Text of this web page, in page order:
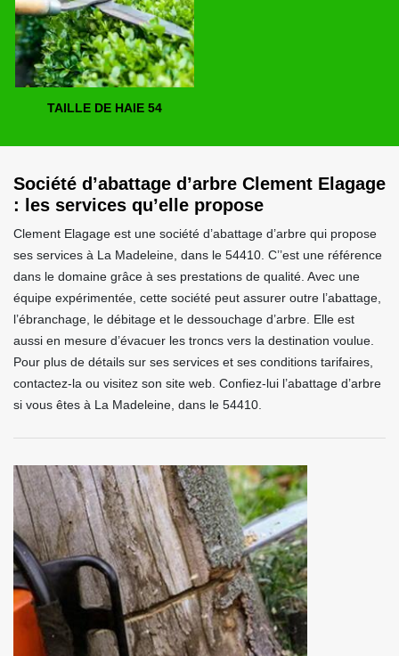
TAILLE DE HAIE 54
Société d’abattage d’arbre Clement Elagage
: les services qu’elle propose
Clement Elagage est une société d’abattage d’arbre qui propose
ses services à La Madeleine, dans le 54410. C’’est une référence
dans le domaine grâce à ses prestations de qualité. Avec une
équipe expérimentée, cette société peut assurer outre l’abattage,
l’ébranchage, le débitage et le dessouchage d’arbre. Elle est
aussi en mesure d’évacuer les troncs vers la destination voulue.
Pour plus de détails sur ses services et ses conditions tarifaires,
contactez-la ou visitez son site web. Confiez-lui l’abattage d’arbre
si vous êtes à La Madeleine, dans le 54410.